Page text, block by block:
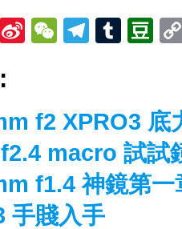
LineSinaWeChat
f2 XPRO3 底
macro 試試
f1.4 神鏡第一
手賤入手